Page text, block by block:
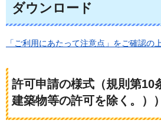
ダウンロード
「ご利用にあたって注意点」をご確認の
許可申請の様式（規則第10
建築物等の許可を除く。））